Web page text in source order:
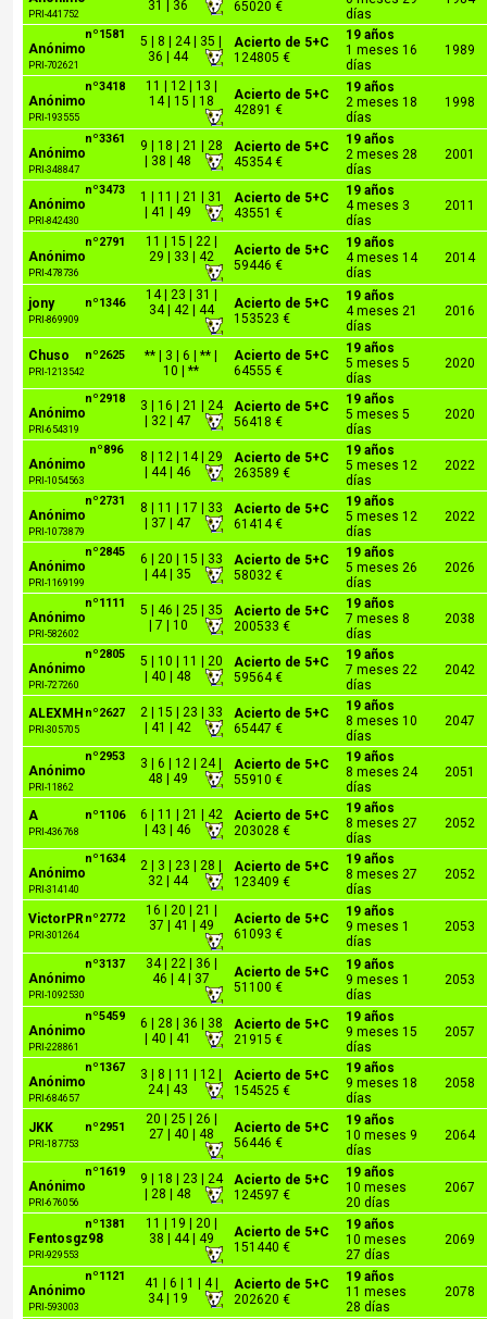
PRI-441752
31 | 36 65020 €
días
nº1581
Anónimo
PRI-702621
5 | 8 | 24 | 35 |
36 | 44
Acierto de 5+C
124805 €
19 años
1 meses 16
días
1989
nº3418
Anónimo
PRI-193555
11 | 12 | 13 |
14 | 15 | 18
Acierto de 5+C
42891 €
19 años
2 meses 18
días
1998
nº3361
Anónimo
PRI-348847
9 | 18 | 21 | 28
| 38 | 48
Acierto de 5+C
45354 €
19 años
2 meses 28
días
2001
nº3473
Anónimo
PRI-842430
1 | 11 | 21 | 31
| 41 | 49
Acierto de 5+C
43551 €
19 años
4 meses 3
días
2011
nº2791
Anónimo
PRI-478736
11 | 15 | 22 |
29 | 33 | 42
Acierto de 5+C
59446 €
19 años
4 meses 14
días
2014
nº1346
jony
PRI-869909
14 | 23 | 31 |
34 | 42 | 44
Acierto de 5+C
153523 €
19 años
4 meses 21
días
2016
nº2625
Chuso
PRI-1213542
** | 3 | 6 | ** |
10 | **
Acierto de 5+C
64555 €
19 años
5 meses 5
días
2020
nº2918
Anónimo
PRI-654319
3 | 16 | 21 | 24
| 32 | 47
Acierto de 5+C
56418 €
19 años
5 meses 5
días
2020
nº896
Anónimo
PRI-1054563
8 | 12 | 14 | 29
| 44 | 46
Acierto de 5+C
263589 €
19 años
5 meses 12
días
2022
nº2731
Anónimo
PRI-1073879
8 | 11 | 17 | 33
| 37 | 47
Acierto de 5+C
61414 €
19 años
5 meses 12
días
2022
nº2845
Anónimo
PRI-1169199
6 | 20 | 15 | 33
| 44 | 35
Acierto de 5+C
58032 €
19 años
5 meses 26
días
2026
nº1111
Anónimo
PRI-582602
5 | 46 | 25 | 35
| 7 | 10
Acierto de 5+C
200533 €
19 años
7 meses 8
días
2038
nº2805
Anónimo
PRI-727260
5 | 10 | 11 | 20
| 40 | 48
Acierto de 5+C
59564 €
19 años
7 meses 22
días
2042
nº2627
ALEXMH
PRI-305705
2 | 15 | 23 | 33
| 41 | 42
Acierto de 5+C
65447 €
19 años
8 meses 10
días
2047
nº2953
Anónimo
PRI-11862
3 | 6 | 12 | 24 |
48 | 49
Acierto de 5+C
55910 €
19 años
8 meses 24
días
2051
nº1106
A
PRI-436768
6 | 11 | 21 | 42
| 43 | 46
Acierto de 5+C
203028 €
19 años
8 meses 27
días
2052
nº1634
Anónimo
PRI-314140
2 | 3 | 23 | 28 |
32 | 44
Acierto de 5+C
123409 €
19 años
8 meses 27
días
2052
nº2772
VictorPR
PRI-301264
16 | 20 | 21 |
37 | 41 | 49
Acierto de 5+C
61093 €
19 años
9 meses 1
días
2053
nº3137
Anónimo
PRI-1092530
34 | 22 | 36 |
46 | 4 | 37
Acierto de 5+C
51100 €
19 años
9 meses 1
días
2053
nº5459
Anónimo
PRI-228861
6 | 28 | 36 | 38
| 40 | 41
Acierto de 5+C
21915 €
19 años
9 meses 15
días
2057
nº1367
Anónimo
PRI-684657
3 | 8 | 11 | 12 |
24 | 43
Acierto de 5+C
154525 €
19 años
9 meses 18
días
2058
nº2951
JKK
PRI-187753
20 | 25 | 26 |
27 | 40 | 48
Acierto de 5+C
56446 €
19 años
10 meses 9
días
2064
nº1619
Anónimo
PRI-676056
9 | 18 | 23 | 24
| 28 | 48
Acierto de 5+C
124597 €
19 años
10 meses
20 días
2067
nº1381
Fentosgz98
PRI-929553
11 | 19 | 20 |
38 | 44 | 49
Acierto de 5+C
151440 €
19 años
10 meses
27 días
2069
nº1121
Anónimo
PRI-593003
41 | 6 | 1 | 4 |
34 | 19
Acierto de 5+C
202620 €
19 años
11 meses
28 días
2078